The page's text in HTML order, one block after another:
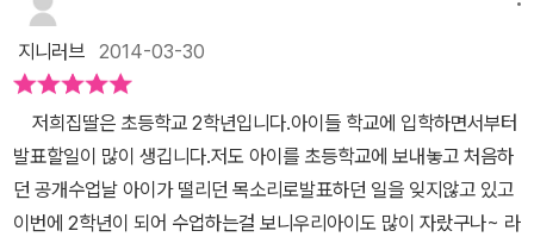
버리는. ^^
지니러브 2014-03-30
저희집딸은 초등학교 2학년입니다.아이들 학교에 입학하면서부터
발표할일이 많이 생깁니다.저도 아이를 초등학교에 보내놓고 처음하
던 공개수업날 아이가 떨리던 목소리로발표하던 일을 잊지않고 있고
이번에 2학년이 되어 수업하는걸 보니우리아이도 많이 자랐구나~ 라